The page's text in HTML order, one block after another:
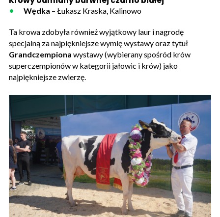
Wędka – Łukasz Kraska, Kalinowo
Ta krowa zdobyła również wyjątkowy laur i nagrodę
specjalną za najpiękniejsze wymię wystawy oraz tytuł
Grandczempiona wystawy (wybierany spośród krów
superczempionów w kategorii jałowic i krów) jako
najpiękniejsze zwierzę.